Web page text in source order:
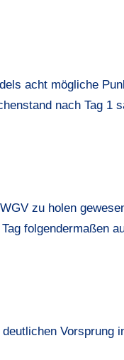
acht mögliche
nach Tag 1
zu holen
folgendermaßen
Vorsprung